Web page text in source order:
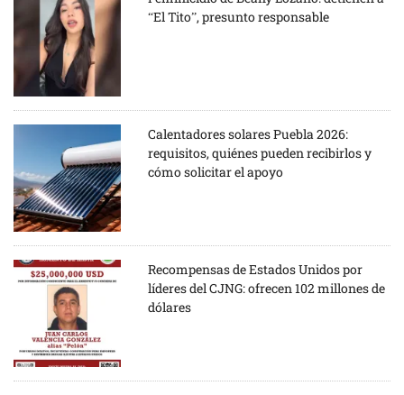
“El Tito”, presunto responsable
Calentadores solares Puebla 2026:
requisitos, quiénes pueden recibirlos y
cómo solicitar el apoyo
Recompensas de Estados Unidos por
líderes del CJNG: ofrecen 102 millones de
dólares